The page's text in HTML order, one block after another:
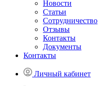
Новости
Статьи
Сотрудничество
Отзывы
Контакты
Документы
Контакты
Личный кабинет